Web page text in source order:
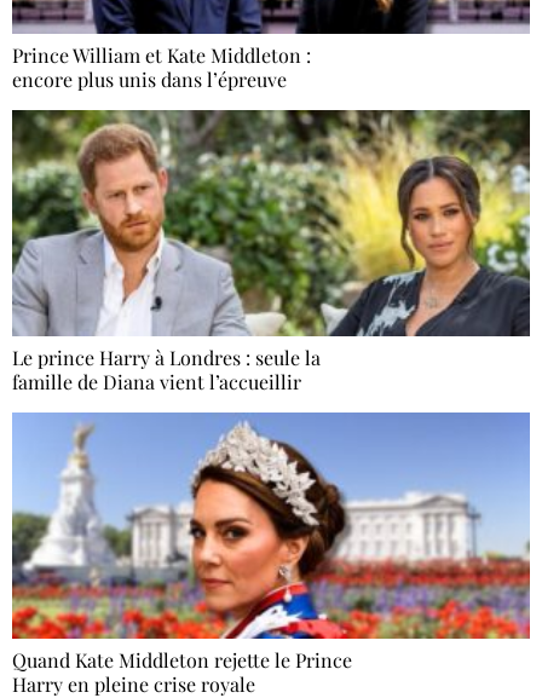
Prince William et Kate Middleton :
encore plus unis dans l’épreuve
Le prince Harry à Londres : seule la
famille de Diana vient l’accueillir
Quand Kate Middleton rejette le Prince
Harry en pleine crise royale